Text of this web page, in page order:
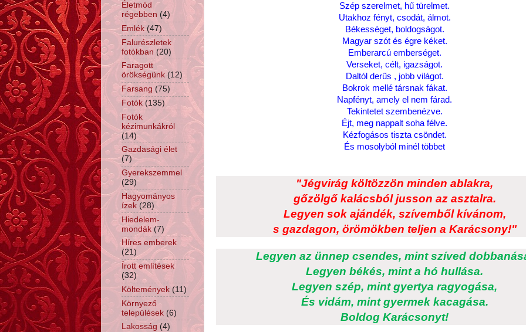
Szép szerelmet, hű türelmet.
Utakhoz fényt, csodát, álmot.
Békességet, boldogságot.
Magyar szót és égre kéket.
Emberarcú emberséget.
Verseket, célt, igazságot.
Daltól derűs , jobb világot.
Bokrok mellé társnak fákat.
Napfényt, amely el nem fárad.
Tekintetet szembenézve.
Éjt, meg nappalt soha félve.
Kézfogásos tiszta csöndet.
És mosolyból minél többet
"Jégvirág költözzön minden ablakra,
gőzölgő kalácsból jusson az asztalra.
Legyen sok ajándék, szívemből kívánom,
s gazdagon, örömökben teljen a Karácsony!"
Legyen az ünnep csendes, mint szíved
Legyen békés, mint a hó hullása.
Legyen szép, mint gyertya ragyogása,
És vidám, mint gyermek kacagása.
Boldog Karácsonyt!
Életmód
régebben (4)
Emlék (47)
Falurészletek
fotókban (20)
Faragott
örökségünk (12)
Farsang (75)
Fotók (135)
Fotók
kézimunkákról
(14)
Gazdasági élet
(7)
Gyerekszemmel
(29)
Hagyományos
ízek (28)
Hiedelem-
mondák (7)
Híres emberek
(21)
Írott említések
(32)
Költemények (11)
Környező
települések (6)
Lakosság (4)